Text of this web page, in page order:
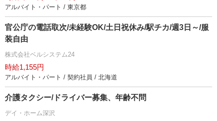
アルバイト・パート / 東京都
官公庁の電話取次/未経験OK/土日祝休み/駅チカ/週3日～/服
装自由
株式会社ベルシステム24
時給1,155円
アルバイト・パート / 契約社員 / 北海道
介護タクシー/ドライバー募集、年齢不問
デイ・ホーム深沢